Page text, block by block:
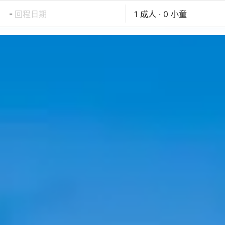
- 回程日期 1 成人 · 0 小童